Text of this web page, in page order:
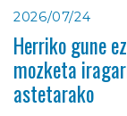
2026/07/24
Herriko gune
mozketa
astetarako